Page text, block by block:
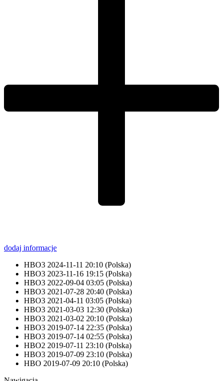
dodaj informacje
HBO3 2024-11-11 20:10 (Polska)
HBO3 2023-11-16 19:15 (Polska)
HBO3 2022-09-04 03:05 (Polska)
HBO3 2021-07-28 20:40 (Polska)
HBO3 2021-04-11 03:05 (Polska)
HBO3 2021-03-03 12:30 (Polska)
HBO3 2021-03-02 20:10 (Polska)
HBO3 2019-07-14 22:35 (Polska)
HBO3 2019-07-14 02:55 (Polska)
HBO2 2019-07-11 23:10 (Polska)
HBO3 2019-07-09 23:10 (Polska)
HBO 2019-07-09 20:10 (Polska)